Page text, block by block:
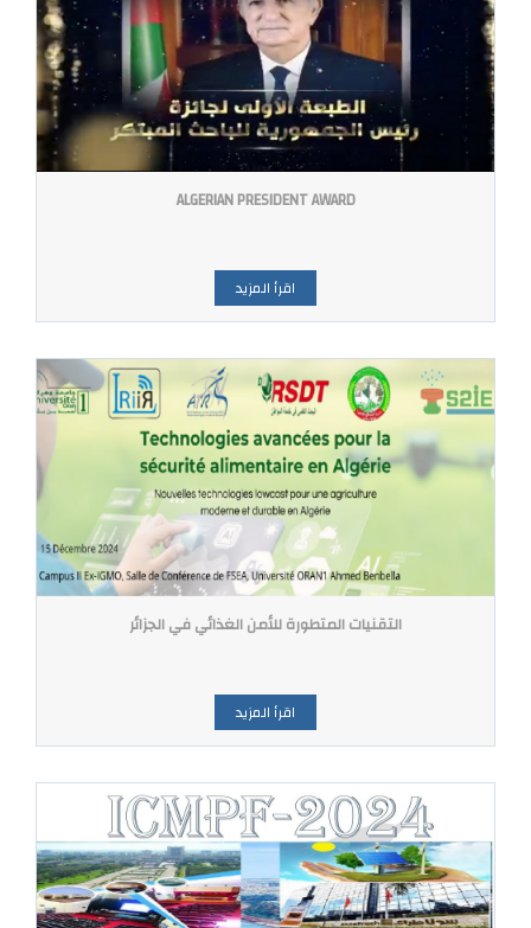
ALGERIAN PRESIDENT AWARD
اقرأ المزيد
التقنيات المتطورة للأمن الغذائي في الجزائر
اقرأ المزيد